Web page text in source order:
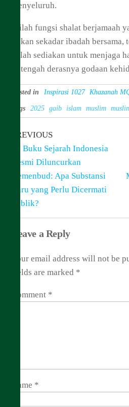
menyeluruh.
Inilah fungsi shalat berjamaah
bukan sekadar ibadah
Allah sediakan untuk menjaga
di tengah derasnya godaan
Posted in Inspirasi 1027 Khazanah
Tags 2025 gaib islam muslim
Post
navigation
Previous
Post
PREVIOUS
Buku Sejarah Indonesia
Resmi Diluncurkan
Kemenbud: Apa Substansi
Baru yang Perlu Dicermati
Publik?
Leave a Reply
Your email address will not be
fields are marked *
Comment *
Name *